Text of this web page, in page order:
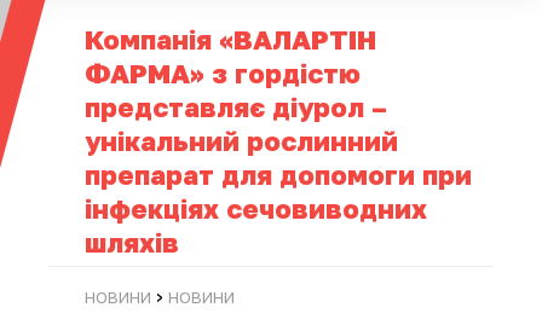
Компанія «ВАЛАРТІН
ФАРМА» з гордістю
представляє діурол –
унікальний рослинний
препарат для допомоги при
інфекціях сечовиводних
шляхів
НОВИНИ › НОВИНИ